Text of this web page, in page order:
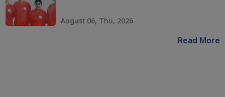
August 06, Thu, 2026
Read More